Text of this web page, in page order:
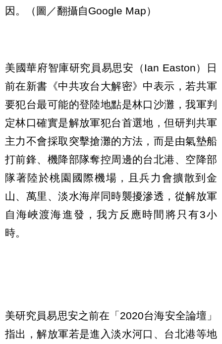
因。（圖／翻攝自Google Map）
美國華府智庫研究員易思安（Ian Easton）日
前在新書《中共攻台大解密》中表示，若共軍
要犯台最可能的登陸地點是林口沙灘，我軍判
定林口確實是解放軍犯台首選地，但研判共軍
主力不會採取突擊搶灘的方法，而是由氣墊船
打前鋒、機降部隊奪控周邊的台北港、空降部
隊著陸於桃園國際機場，且兵力會擴散到金
山、萬里、淡水海岸同時襲擾滲透，從解放軍
自海峽渡海進發，我方反應時間將只有3小
時。
美研究員易思安之前在「2020台海安全論壇」
指出，解放軍若是進入淡水河口、台北港等地